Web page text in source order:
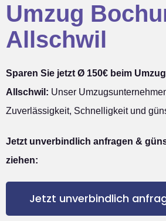
Umzug
Allschwil
Sparen Sie jetzt Ø 150€ beim
Allschwil: Unser
Zuverlässigkeit, Schnelligkeit und
Jetzt unverbindlich anfragen &
ziehen:
Jetzt unverbindlich